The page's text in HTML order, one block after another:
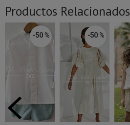
Productos Relacionados
-50 % -50 %